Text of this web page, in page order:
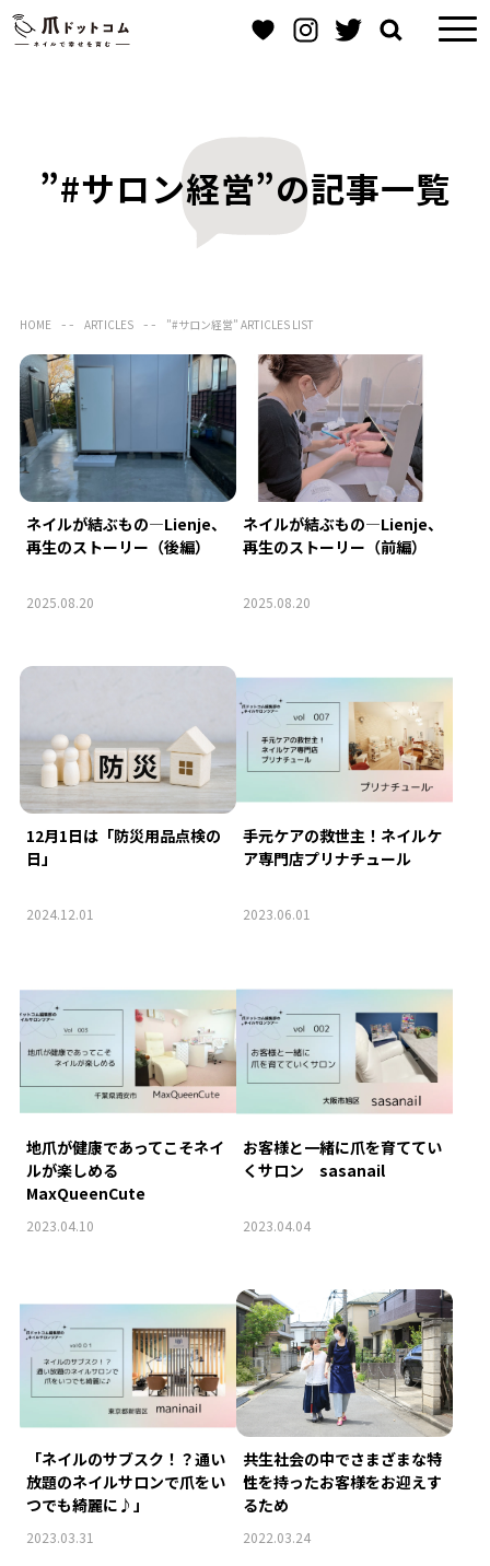
”#サロン経営”の記事一覧
HOME ARTICLES ”#サロン経営” ARTICLES LIST
ネイルが結ぶもの―Lienje、
再生のストーリー（後編）
2025.08.20
ネイルが結ぶもの―Lienje、
再生のストーリー（前編）
2025.08.20
12月1日は「防災用品点検の
日」
2024.12.01
手元ケアの救世主！ネイルケ
ア専門店プリナチュール
2023.06.01
地爪が健康であってこそネイ
ルが楽しめる
MaxQueenCute
2023.04.10
お客様と一緒に爪を育ててい
くサロン sasanail
2023.04.04
「ネイルのサブスク！？通い
放題のネイルサロンで爪をい
つでも綺麗に♪」
2023.03.31
共生社会の中でさまざまな特
性を持ったお客様をお迎えす
るため
2022.03.24